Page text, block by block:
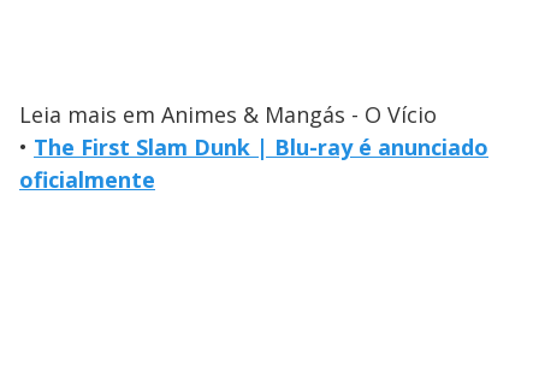
Leia mais em Animes & Mangás - O Vício
• The First Slam Dunk | Blu-ray é anunciado
oficialmente